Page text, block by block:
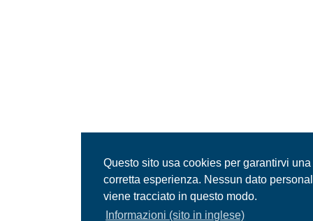
Questo sito usa cookies per garantirvi una
corretta esperienza. Nessun dato
viene tracciato in questo modo.
Informazioni (sito in inglese)